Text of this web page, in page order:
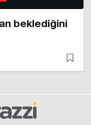
beklediğini